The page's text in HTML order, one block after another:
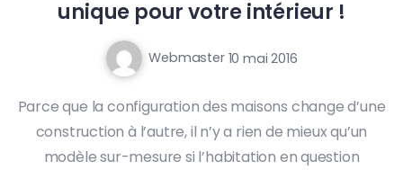
unique pour votre intérieur !
Webmaster 10 mai 2016
Parce que la configuration des maisons change d’une
construction à l’autre, il n’y a rien de mieux qu’un
modèle sur-mesure si l’habitation en question